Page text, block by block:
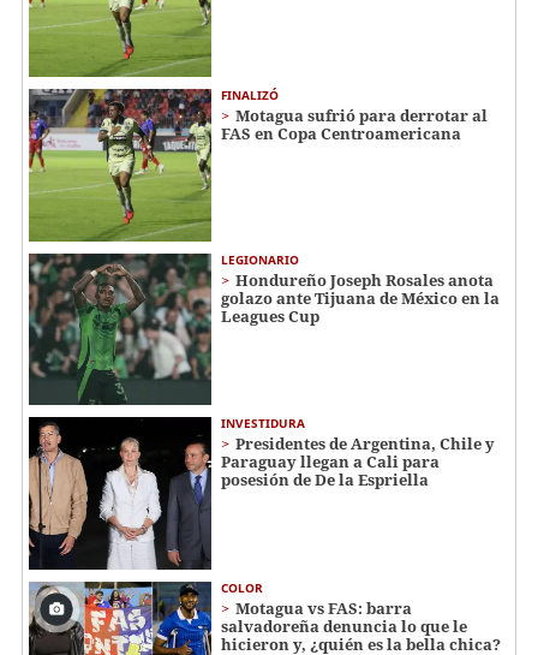
FINALIZÓ
Motagua sufrió para derrotar al
FAS en Copa Centroamericana
LEGIONARIO
Hondureño Joseph Rosales anota
golazo ante Tijuana de México en la
Leagues Cup
INVESTIDURA
Presidentes de Argentina, Chile y
Paraguay llegan a Cali para
posesión de De la Espriella
COLOR
Motagua vs FAS: barra
salvadoreña denuncia lo que le
hicieron y, ¿quién es la bella chica?